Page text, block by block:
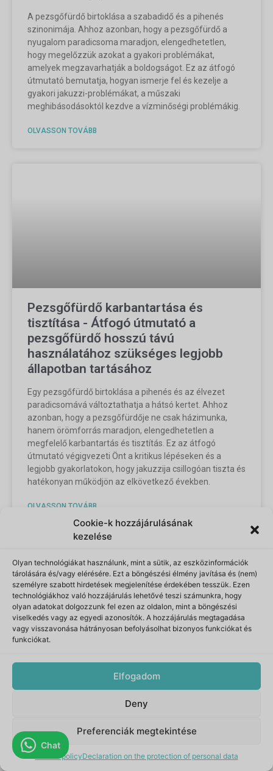
Cookie-k hozzájárulásának
kezelése
Olyan technológiákat használunk, mint a sütik, az eszközinformációk
tárolására és/vagy elérésére. Ezt a böngészési élmény javítása és (nem)
személyre szabott hirdetések megjelenítése érdekében tesszük. Ezen
technológiákhoz való hozzájárulás lehetővé teszi számunkra, hogy
olyan adatokat dolgozzunk fel ezen az oldalon, mint a böngészési
viselkedés vagy az egyedi azonosítók. A hozzájárulás megtagadása
vagy visszavonása hátrányosan befolyásolhat bizonyos funkciókat és
funkciókat.
Elfogadom
Deny
Preferenciák megtekintése
Cookie policyDeclaration on the protection of personal data
A pezsgőfürdő birtoklása a szabadidő és a pihenés
szinonimája. Ahhoz azonban, hogy a pezsgőfürdő a
nyugalom paradicsoma maradjon, elengedhetetlen,
hogy megelőzzük azokat a gyakori problémákat,
amelyek megzavarhatják a boldogságot. Ez az átfogó
útmutató bemutatja, hogyan ismerje fel és kezelje a
gyakori jakuzzi-problémákat, a műszaki
meghibásodásoktól kezdve a vízminőségi problémákig.
OLVASSON TOVÁBB
Pezsgőfürdő karbantartása és
tisztítása - Átfogó útmutató a
pezsgőfürdő hosszú távú
használatához szükséges legjobb
állapotban tartásához
Egy pezsgőfürdő birtoklása a pihenés és az élvezet
paradicsomává változtathatja a hátsó kertet. Ahhoz
azonban, hogy a pezsgőfürdője ne csak házimunka,
hanem örömforrás maradjon, elengedhetetlen a
megfelelő karbantartás és tisztítás. Ez az átfogó
útmutató végigvezeti Önt a kritikus lépéseken és a
legjobb gyakorlatokon, hogy jakuzzija csillogóan tiszta és
hatékonyan működjön az elkövetkező években.
OLVASSON TOVÁBB
Hogyan válasszuk ki a megfelelő
pezsgőfürdőt - a pezsgőfürdő
kiválasztásakor figyelembe veendő
tényezők, beleértve a méretet, a
funkciókat és az
energiahatékonyságot.
Chat